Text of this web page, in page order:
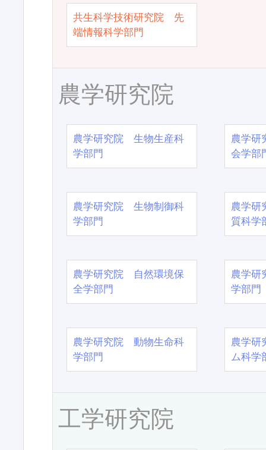
共生科学技術研究院 先
端情報科学部門
農学研究院
農学研究院 生物生産科
学部門
農学
会学部
農学研究院 生物制御科
学部門
農学
質科学
農学研究院 自然環境保
全学部門
農学
学部門
農学研究院 動物生命科
学部門
農学
ム科学
工学研究院